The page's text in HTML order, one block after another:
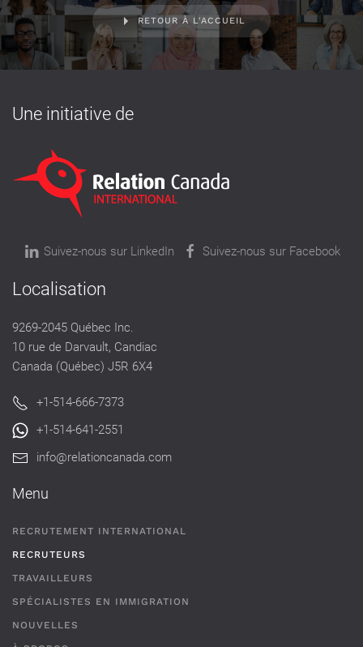
RETOUR À L'ACCUEIL
Une initiative de
Suivez-nous sur LinkedIn Suivez-nous sur Facebook
Localisation
9269-2045 Québec Inc.
10 rue de Darvault, Candiac
Canada (Québec) J5R 6X4
+1-514-666-7373
+1-514-641-2551
info@relationcanada.com
Menu
RECRUTEMENT INTERNATIONAL
RECRUTEURS
TRAVAILLEURS
SPÉCIALISTES EN IMMIGRATION
NOUVELLES